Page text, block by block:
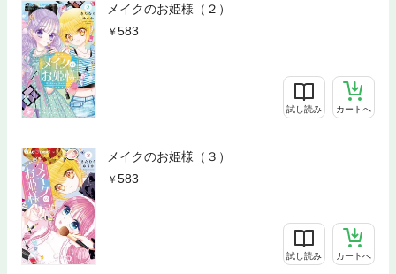
メイクのお姫様（２）
583
試し読み カートへ
メイクのお姫様（３）
583
試し読み カートへ